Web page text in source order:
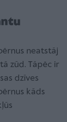
neatstāj
zūd. Tāpēc ir
dzīves
kāds